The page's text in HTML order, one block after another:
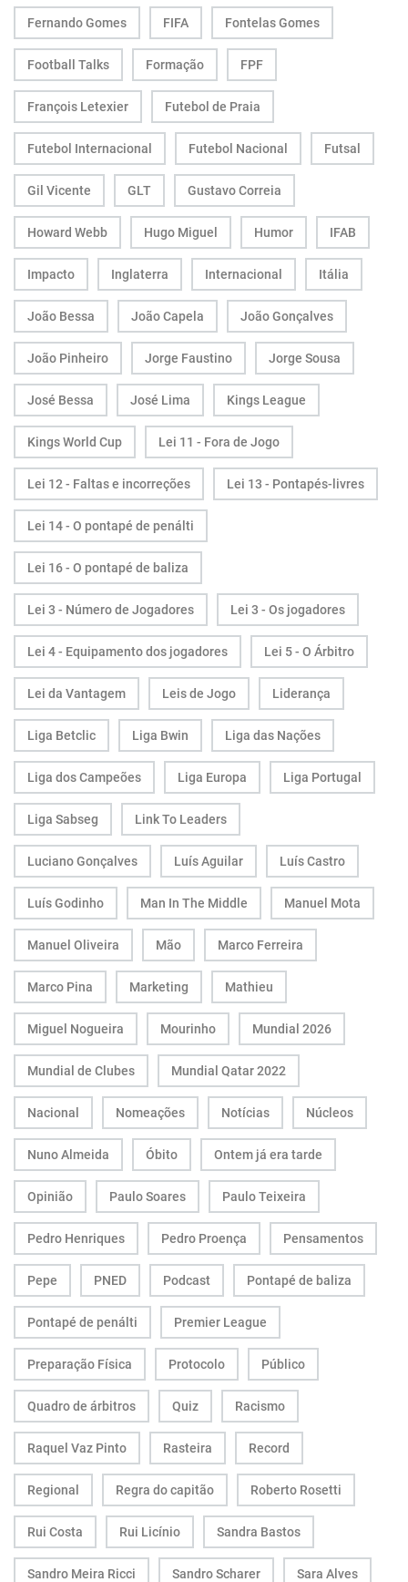
Fernando Gomes FIFA Fontelas Gomes
Football Talks Formação FPF
François Letexier Futebol de Praia
Futebol Internacional Futebol Nacional Futsal
Gil Vicente GLT Gustavo Correia
Howard Webb Hugo Miguel Humor IFAB
Impacto Inglaterra Internacional Itália
João Bessa João Capela João Gonçalves
João Pinheiro Jorge Faustino Jorge Sousa
José Bessa José Lima Kings League
Kings World Cup Lei 11 - Fora de Jogo
Lei 12 - Faltas e incorreções Lei 13 - Pontapés-livres
Lei 14 - O pontapé de penálti
Lei 16 - O pontapé de baliza
Lei 3 - Número de Jogadores Lei 3 - Os jogadores
Lei 4 - Equipamento dos jogadores Lei 5 - O Árbitro
Lei da Vantagem Leis de Jogo Liderança
Liga Betclic Liga Bwin Liga das Nações
Liga dos Campeões Liga Europa Liga Portugal
Liga Sabseg Link To Leaders
Luciano Gonçalves Luís Aguilar Luís Castro
Luís Godinho Man In The Middle Manuel Mota
Manuel Oliveira Mão Marco Ferreira
Marco Pina Marketing Mathieu
Miguel Nogueira Mourinho Mundial 2026
Mundial de Clubes Mundial Qatar 2022
Nacional Nomeações Notícias Núcleos
Nuno Almeida Óbito Ontem já era tarde
Opinião Paulo Soares Paulo Teixeira
Pedro Henriques Pedro Proença Pensamentos
Pepe PNED Podcast Pontapé de baliza
Pontapé de penálti Premier League
Preparação Física Protocolo Público
Quadro de árbitros Quiz Racismo
Raquel Vaz Pinto Rasteira Record
Regional Regra do capitão Roberto Rosetti
Rui Costa Rui Licínio Sandra Bastos
Sandro Meira Ricci Sandro Scharer Sara Alves